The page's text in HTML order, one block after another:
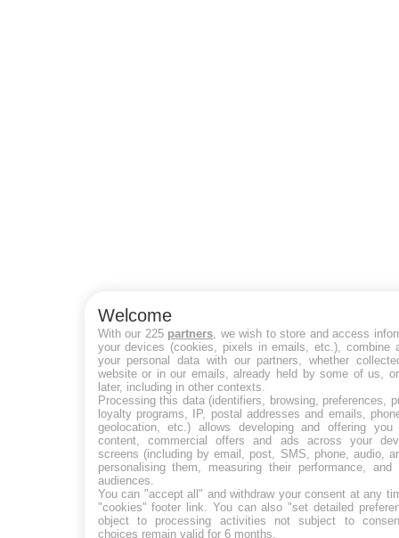
Welcome
With our 225 partners , we wish to store and access
your devices (cookies, pixels in emails, etc.), combine
your personal data with our partners, whether
website or in our emails, already held by some of us,
later, including in other contexts.
Processing this data (identifiers, browsing, preferences,
loyalty programs, IP, postal addresses and emails,
geolocation, etc.) allows developing and offering you
content, commercial offers and ads across your
screens (including by email, post, SMS, phone, audio,
personalising them, measuring their performance, and
audiences.
You can "accept all" and withdraw your consent at any
"cookies" footer link . You can also "set detailed
object to processing activities not subject to
choices remain valid for 6 months.